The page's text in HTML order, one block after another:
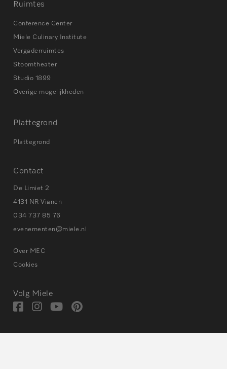
Ruimtes
Conference Center
Miele Culinary Institute
Vergaderruimtes
Stoomtheater
Studio 1899
Overige mogelijkheden
Plattegrond
Plattegrond
Contact
De Limiet 2
4131 NR Vianen
034 737 85 76
evenementen@miele.nl
Over MEC
Cookies
Volg Miele
Bezoek
BezoekBezoek
Visit